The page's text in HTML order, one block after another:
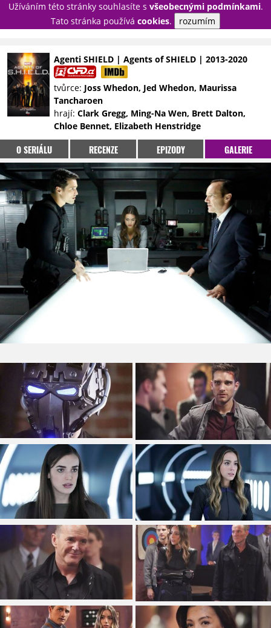
Užíváním této stránky souhlasíte s všeobecnými podmínkami.
Tato stránka používá cookies. rozumím
PŘIHLÁSIT
NOVINKY
TÉMATA
RECENZE
EPIZODY
KULT
TRAILERY
GALERIE
DISKUZE
STATISTIKY
TIRÁŽ
Agenti SHIELD | Agents of SHIELD | 2013-2020
tvůrce: Joss Whedon, Jed Whedon, Maurissa
Tancharoen
hrají: Clark Gregg, Ming-Na Wen, Brett Dalton,
Chloe Bennet, Elizabeth Henstridge
O SERIÁLU RECENZE EPIZODY GALERIE